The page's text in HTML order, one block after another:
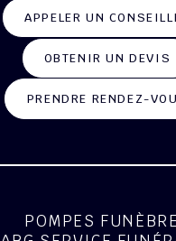
APPELER UN
OBTENIR UN DEVIS
PRENDRE RENDEZ-
POMPES